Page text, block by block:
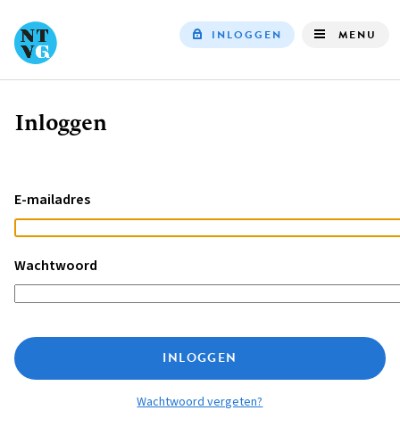
INLOGGEN MENU
Kruimelpad
Inloggen
E-mailadres
Wachtwoord
INLOGGEN
Wachtwoord vergeten?